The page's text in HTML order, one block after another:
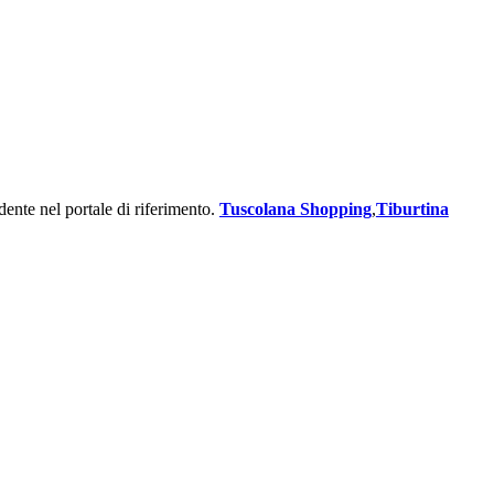
nel portale di riferimento. Tuscolana Shopping,Tiburtina